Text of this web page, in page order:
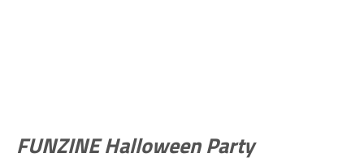
FUNZINE Halloween Party